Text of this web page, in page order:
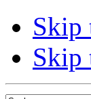
Skip
Skip